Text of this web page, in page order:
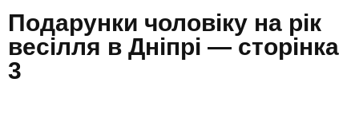
Подарунки чоловіку на рік
весілля в Дніпрі — сторінка
3